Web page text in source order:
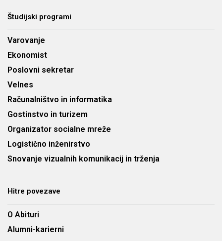
Študijski programi
Varovanje
Ekonomist
Poslovni sekretar
Velnes
Računalništvo in informatika
Gostinstvo in turizem
Organizator socialne mreže
Logistično inženirstvo
Snovanje vizualnih komunikacij in trženja
Hitre povezave
O Abituri
Alumni-karierni